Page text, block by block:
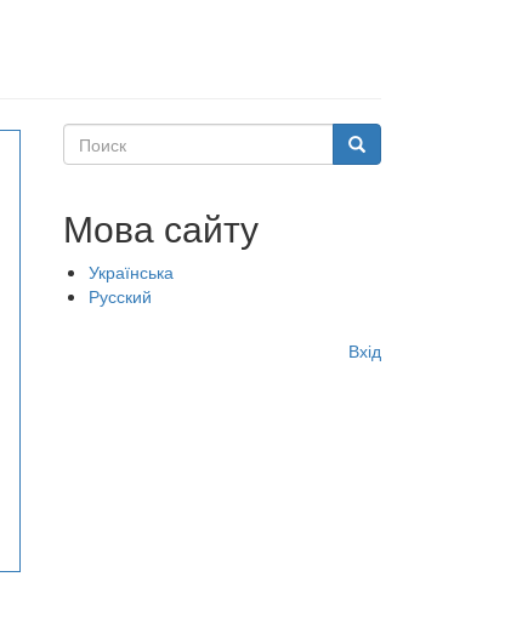
Поиск Поиск
Мова сайту
Українська
Русский
Вхід